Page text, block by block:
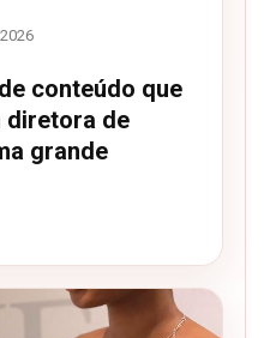
conteúdo que
diretora de
grande